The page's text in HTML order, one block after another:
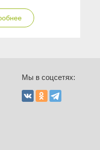
Мы в соцсетях: